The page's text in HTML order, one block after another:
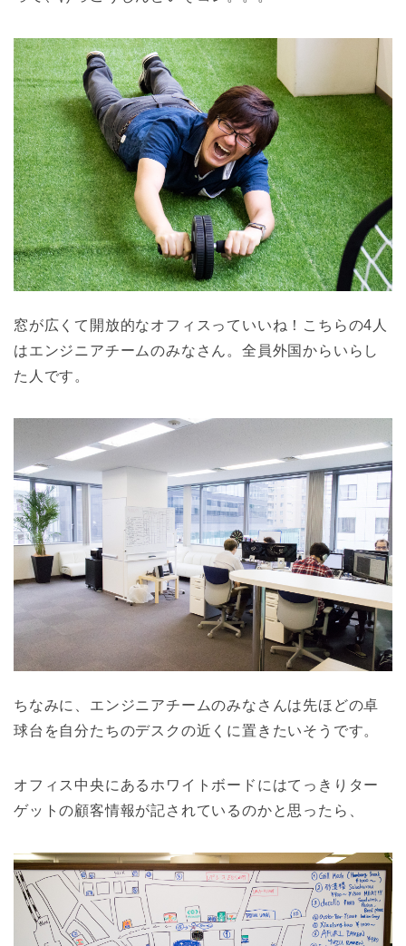
窓が広くて開放的なオフィスっていいね！こちらの4人
はエンジニアチームのみなさん。全員外国からいらし
た人です。
ちなみに、エンジニアチームのみなさんは先ほどの卓
球台を自分たちのデスクの近くに置きたいそうです。
オフィス中央にあるホワイトボードにはてっきりター
ゲットの顧客情報が記されているのかと思ったら、